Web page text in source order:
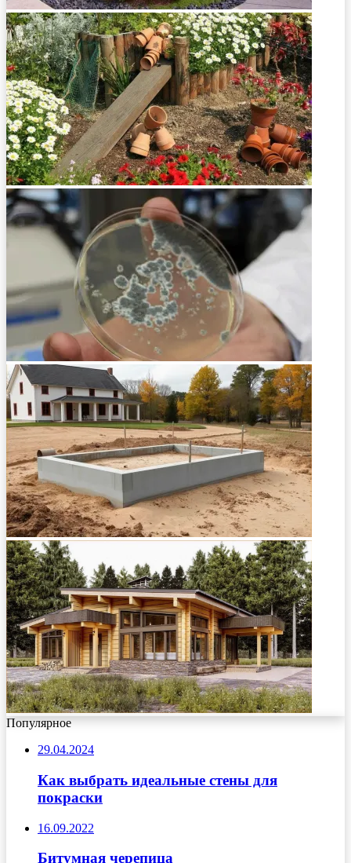
Популярное
29.04.2024
Как выбрать идеальные стены для
покраски
16.09.2022
Битумная черепица